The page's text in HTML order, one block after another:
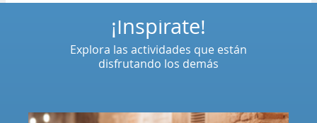
¡Inspírate!
Explora las actividades que están
disfrutando los demás